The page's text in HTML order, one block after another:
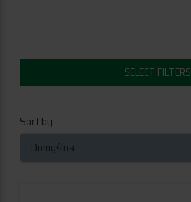
SELECT FILTERS
Sort by
Domyślna